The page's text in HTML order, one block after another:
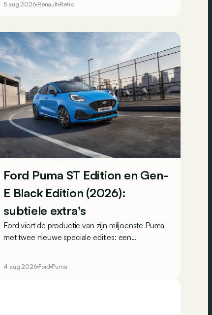
1965 een absoluut uniek aanbod.
5 aug 2026 Renault Retro
Ford Puma ST Edition en Gen-
E Black Edition (2026):
subtiele extra's
Ford viert de productie van zijn miljoenste Puma
met twee nieuwe speciale edities: een
4 aug 2026 Ford Puma